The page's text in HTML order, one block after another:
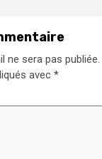
ne sera pas publiée.
avec *